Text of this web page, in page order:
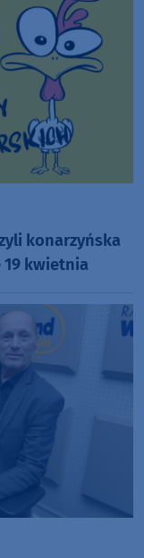
konarzyńska
19 kwietnia